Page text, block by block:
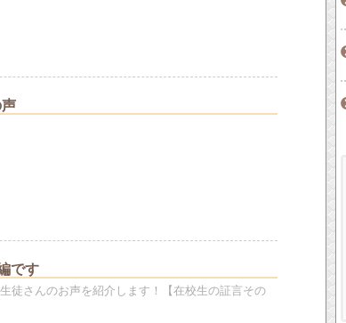
です
徒さんのお声を紹介します！【在校生の証言その